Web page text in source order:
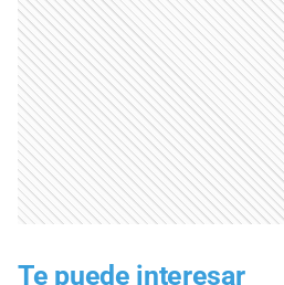
Te puede interesar